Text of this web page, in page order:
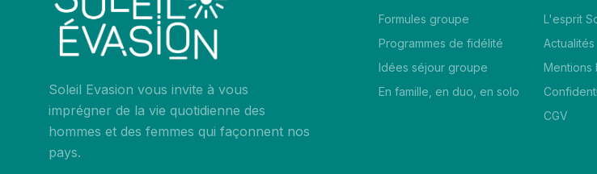
Soleil Evasion vous invite à vous
imprégner de la vie quotidienne des
hommes et des femmes qui façonnent nos
pays.
Formules groupe
Programmes de fidélité
Idées séjour groupe
En famille, en duo, en solo
L'esprit
Actualités
Mentions
CGV